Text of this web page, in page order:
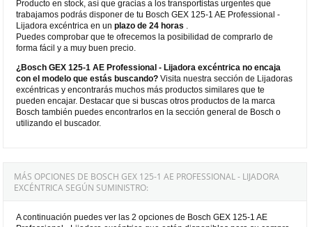
Producto en stock, así que gracias a los transportistas urgentes que
trabajamos podrás disponer de tu Bosch GEX 125-1 AE Professional -
Lijadora excéntrica en unplazo de 24 horas
Puedes comprobar que te ofrecemos la posibilidad de comprarlo de
forma fácil y a muy buen precio.
¿Bosch GEX 125-1 AE Professional - Lijadora excéntrica no encaja
con el modelo que estás buscando? Visita nuestra sección de Lijadoras
excéntricas y encontrarás muchos más productos similares que te
pueden encajar. Destacar que si buscas otros productos de la marca
Bosch también puedes encontrarlos en la sección general de Bosch o
utilizando el buscador.
MÁS OPCIONES DE BOSCH GEX 125-1 AE PROFESSIONAL - LIJADORA
EXCÉNTRICA SEGÚN SUMINISTRO:
A continuación puedes ver las 2 opciones de Bosch GEX 125-1 AE